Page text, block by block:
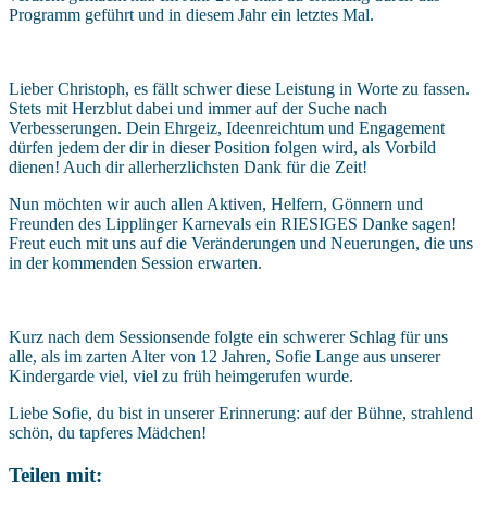
Programm geführt und in diesem Jahr ein letztes Mal.
Lieber Christoph, es fällt schwer diese Leistung in Worte zu fassen.
Stets mit Herzblut dabei und immer auf der Suche nach
Verbesserungen. Dein Ehrgeiz, Ideenreichtum und Engagement
dürfen jedem der dir in dieser Position folgen wird, als Vorbild
dienen! Auch dir allerherzlichsten Dank für die Zeit!
Nun möchten wir auch allen Aktiven, Helfern, Gönnern und
Freunden des Lipplinger Karnevals ein RIESIGES Danke sagen!
Freut euch mit uns auf die Veränderungen und Neuerungen, die uns
in der kommenden Session erwarten.
Kurz nach dem Sessionsende folgte ein schwerer Schlag für uns
alle, als im zarten Alter von 12 Jahren, Sofie Lange aus unserer
Kindergarde viel, viel zu früh heimgerufen wurde.
Liebe Sofie, du bist in unserer Erinnerung: auf der Bühne, strahlend
schön, du tapferes Mädchen!
Teilen mit: